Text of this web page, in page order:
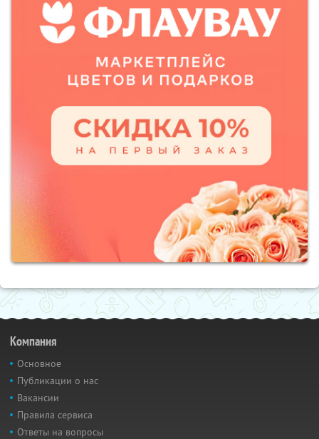
Компания
Основное
Публикации о нас
Вакансии
Правила сервиса
Ответы на вопросы